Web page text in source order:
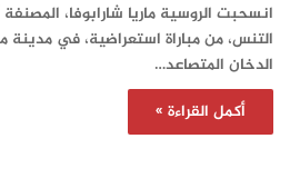
انسحبت الروسية ماريا شارابوفا،
التنس، من مباراة استعراضية، في مدينة
الدخان المتصاعد…
أكمل القراءة »